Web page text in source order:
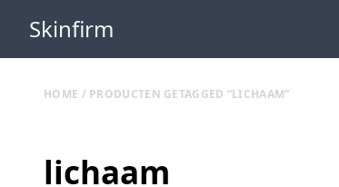
Skinfirm
HOME / PRODUCTEN GETAGGED “LICHAAM”
lichaam